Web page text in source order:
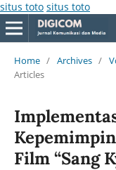
situs toto situs toto
Home / Archives /
Articles
Film “Sang